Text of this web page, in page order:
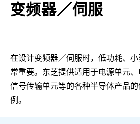
变频器／伺服
在设计变频器／伺服时，低功耗、
常重要。东芝提供适用于电源单元、
信号传输单元等的各种半导体产品
例。